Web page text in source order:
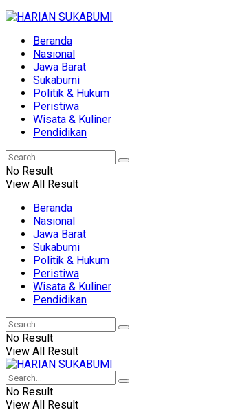
Beranda
Nasional
Jawa Barat
Sukabumi
Politik & Hukum
Peristiwa
Wisata & Kuliner
Pendidikan
No Result
View All Result
Beranda
Nasional
Jawa Barat
Sukabumi
Politik & Hukum
Peristiwa
Wisata & Kuliner
Pendidikan
No Result
View All Result
No Result
View All Result